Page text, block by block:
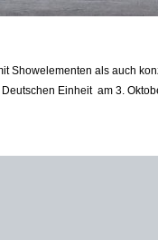
Showelementen als auch
Einheit am 3.